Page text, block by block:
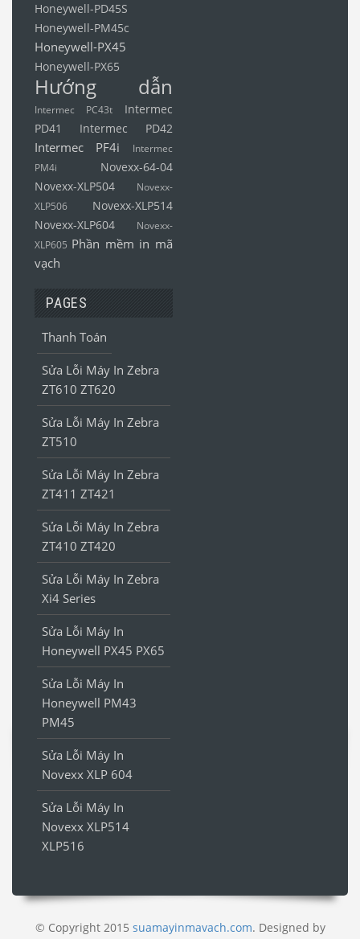
Honeywell-PD45S
Honeywell-PM45c
Honeywell-PX45
Honeywell-PX65
Hướng dẫn
Intermec PC43t
Intermec
PD41
Intermec PD42
Intermec PF4i
Intermec
PM4i
Novexx-64-04
Novexx-XLP504
Novexx-
XLP506
Novexx-XLP514
Novexx-XLP604
Novexx-
XLP605 Phần mềm in mã
vạch
PAGES
Thanh Toán
Sửa Lỗi Máy In Zebra
ZT610 ZT620
Sửa Lỗi Máy In Zebra
ZT510
Sửa Lỗi Máy In Zebra
ZT411 ZT421
Sửa Lỗi Máy In Zebra
ZT410 ZT420
Sửa Lỗi Máy In Zebra
Xi4 Series
Sửa Lỗi Máy In
Honeywell PX45 PX65
Sửa Lỗi Máy In
Honeywell PM43
PM45
Sửa Lỗi Máy In
Novexx XLP 604
Sửa Lỗi Máy In
Novexx XLP514
XLP516
© Copyright 2015 suamayinmavach.com. Designed by